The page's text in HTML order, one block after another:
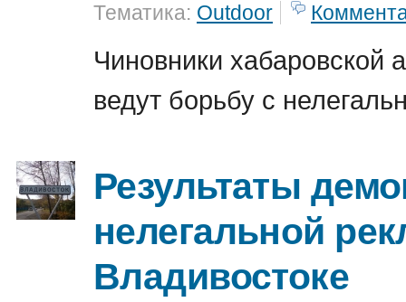
Тематика: Outdoor
Чиновники хабаровской
ведут борьбу с
Результаты
нелегальной
Владивостоке